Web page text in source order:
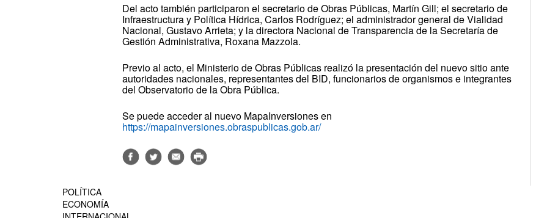
Del acto también participaron el secretario de Obras Públicas, Martín Gill; el secretario de
Infraestructura y Política Hídrica, Carlos Rodríguez; el administrador general de Vialidad
Nacional, Gustavo Arrieta; y la directora Nacional de Transparencia de la Secretaría de
Gestión Administrativa, Roxana Mazzola.
Previo al acto, el Ministerio de Obras Públicas realizó la presentación del nuevo sitio ante
autoridades nacionales, representantes del BID, funcionarios de organismos e integrantes
del Observatorio de la Obra Pública.
Se puede acceder al nuevo MapaInversiones en
https://mapainversiones.obraspublicas.gob.ar/
POLÍTICA
ECONOMÍA